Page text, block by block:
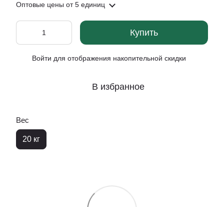
Оптовые цены от 5 единиц
Купить
Войти для отображения накопительной скидки
В избранное
Вес
20 кг